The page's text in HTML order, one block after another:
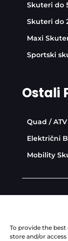
To provide the
store and/or
Skuteri do
Skuteri do
Maxi
Sportski
Ostali
Quad / ATV
Električni
Mobility